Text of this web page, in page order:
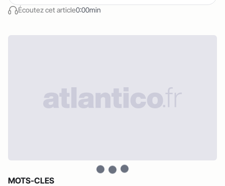
Écoutez cet article0:00min
MOTS-CLES